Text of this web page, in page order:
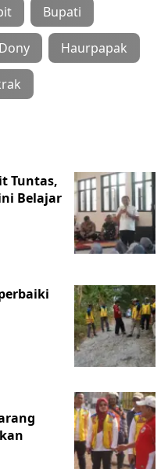
Bupati
Dony Haurpapak
Tuntas,
Belajar